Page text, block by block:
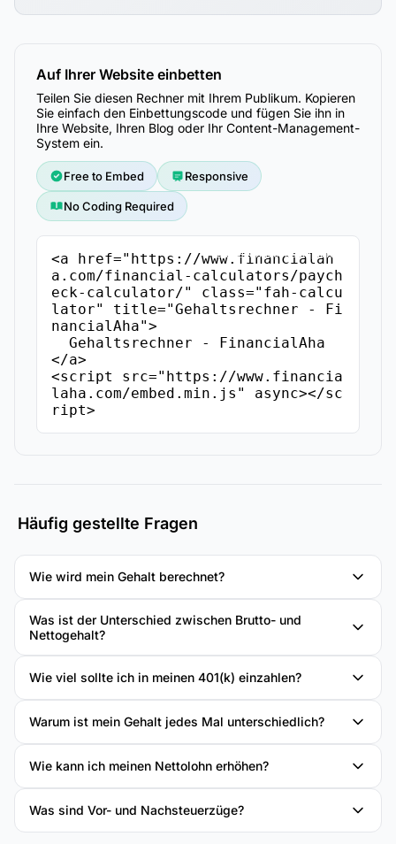
Auf Ihrer Website einbetten
Teilen Sie diesen Rechner mit Ihrem Publikum. Kopieren
Sie einfach den Einbettungscode und fügen Sie ihn in
Ihre Website, Ihren Blog oder Ihr Content-Management-
System ein.
Free to Embed Responsive
No Coding Required
<a href="https://www.financialah
a.com/financial-calculators/paych
eck-calculator/" class="fah-calcu
lator" title="Gehaltsrechner - Fi
nancialAha">
</a>
<script src="https://www.financia
laha.com/embed.min.js" async></sc
ript>
Einbettungscode kopieren
Häufig gestellte Fragen
Wie wird mein Gehalt berechnet?
Was ist der Unterschied zwischen Brutto- und
Nettogehalt?
Wie viel sollte ich in meinen 401(k) einzahlen?
Warum ist mein Gehalt jedes Mal unterschiedlich?
Wie kann ich meinen Nettolohn erhöhen?
Was sind Vor- und Nachsteuerzüge?